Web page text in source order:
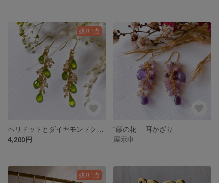
残り1点
4,200円
“藤の花” 耳かざり
展示中
残り1点